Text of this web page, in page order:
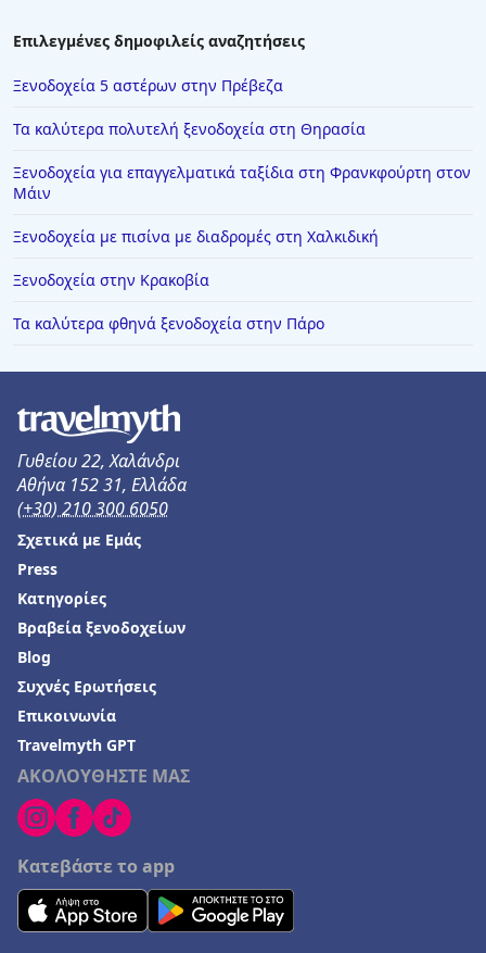
Επιλεγμένες δημοφιλείς αναζητήσεις
Ξενοδοχεία 5 αστέρων στην Πρέβεζα
Τα καλύτερα πολυτελή ξενοδοχεία στη Θηρασία
Ξενοδοχεία για επαγγελματικά ταξίδια στη Φρανκφούρτη στον
Μάιν
Ξενοδοχεία με πισίνα με διαδρομές στη Χαλκιδική
Ξενοδοχεία στην Κρακοβία
Τα καλύτερα φθηνά ξενοδοχεία στην Πάρο
Γυθείου 22, Χαλάνδρι
Αθήνα 152 31, Ελλάδα
(+30) 210 300 6050
ΑΚΟΛΟΥΘΗΣΤΕ ΜΑΣ
Κατεβάστε το app
Σχετικά με Εμάς
Press
Κατηγορίες
Βραβεία ξενοδοχείων
Blog
Συχνές Ερωτήσεις
Επικοινωνία
Travelmyth GPT